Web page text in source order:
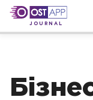
JOURNAL